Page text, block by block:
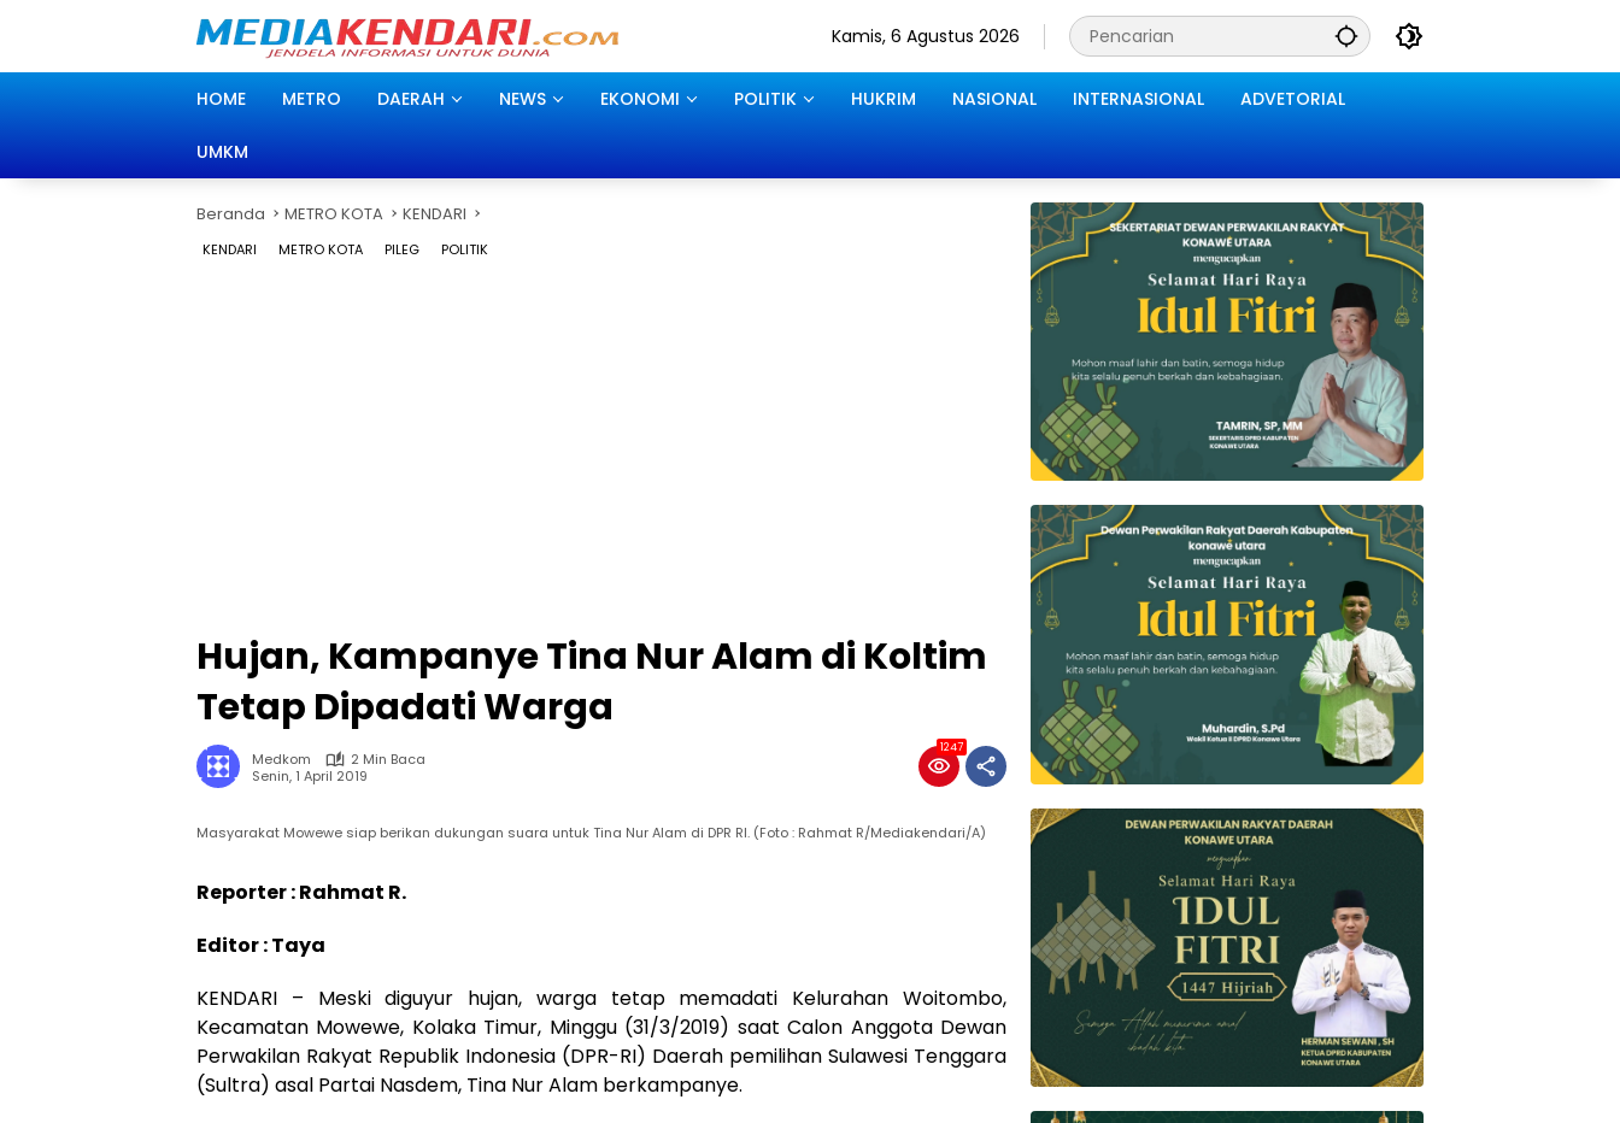
Kamis, 6 Agustus 2026
HOME METRO DAERAH NEWS EKONOMI POLITIK HUKRIM NASIONAL INTERNASIONAL ADVETORIAL
UMKM
Beranda METRO KOTA KENDARI
KENDARI METRO KOTA PILEG POLITIK
Hujan, Kampanye Tina Nur Alam di Koltim
Tetap Dipadati Warga
Medkom
2 Min Baca
Senin, 1 April 2019
1247
Masyarakat Mowewe siap berikan dukungan suara untuk Tina Nur Alam di DPR RI. (Foto : Rahmat R/Mediakendari/A)
Reporter : Rahmat R.
Editor : Taya
KENDARI – Meski diguyur hujan, warga tetap memadati Kelurahan Woitombo,
Kecamatan Mowewe, Kolaka Timur, Minggu (31/3/2019) saat Calon Anggota Dewan
Perwakilan Rakyat Republik Indonesia (DPR-RI) Daerah pemilihan Sulawesi Tenggara
(Sultra) asal Partai Nasdem, Tina Nur Alam berkampanye.